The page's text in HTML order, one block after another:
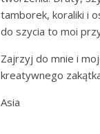
tamborek, koraliki i
do szycia to moi
Zajrzyj do mnie i
kreatywnego
Asia